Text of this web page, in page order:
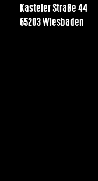
Kasteler Straße 44
65203 Wiesbaden